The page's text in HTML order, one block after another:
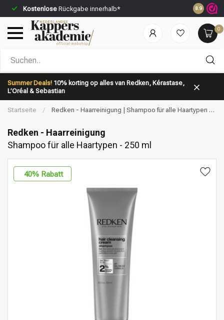
Kostenlose Rückgabe innerhalb* Vor 23:59
8.9
0
Summer Deals! 10% korting op alles van Redken, Kérastase,
L’Oréal & Sebastian
Nach welcher Kategorie suchst du?
Marken Haarpflege
Startseite /
Redken - Haarreinigung | Shampoo für alle Haartypen -
Redken - Haarreinigung
Shampoo für alle Haartypen - 250 ml
40% Rabatt